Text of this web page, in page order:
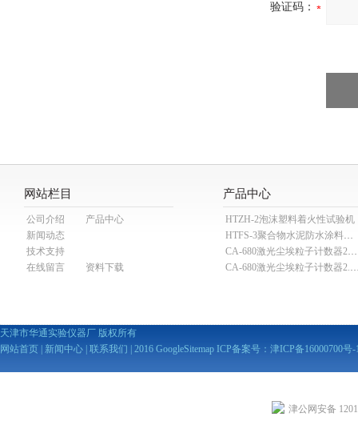
验证码：
网站栏目
公司介绍
产品中心
新闻动态
技术支持
在线留言
资料下载
产品中心
HTZH-2泡沫塑料着火性试验机
HTFS-3聚合物水泥防水涂料分散机
CA-680激光尘埃粒子计数器28.3L
CA-680激光尘埃粒子
天津市华通实验仪器厂 版权所有
网站首页
新闻中心 联系我们 | 2016 GoogleSitemap ICP备案号： 津ICP备16000700号-
津公网安备